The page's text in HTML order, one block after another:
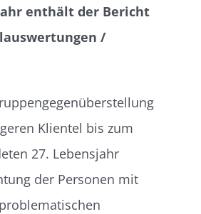
enthält der Bericht
/
Klientel bis zum
27. Lebensjahr
der Personen mit